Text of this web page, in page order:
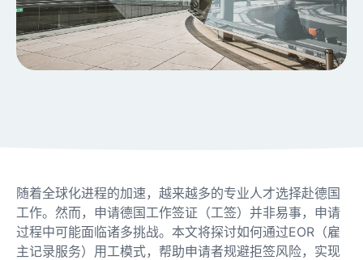
随着全球化进程的加速，越来越多的专业人才选择赴德国
工作。然而，申请德国工作签证（工签）并非易事，申请
过程中可能面临诸多挑战。本文将探讨如何通过EOR（雇
主记录服务）用工模式，帮助申请者规避拒签风险，实现